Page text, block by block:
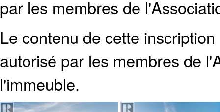
par les membres de
Le contenu de cette
autorisé par les membres de
l'immeuble.